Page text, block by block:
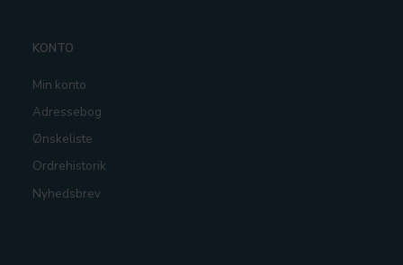
KONTO
Min konto
Adressebog
Ønskeliste
Ordrehistorik
Nyhedsbrev